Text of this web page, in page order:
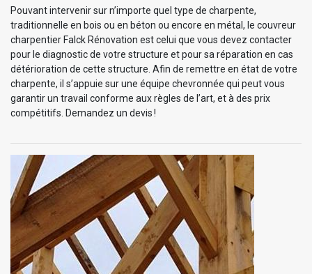
Pouvant intervenir sur n’importe quel type de charpente,
traditionnelle en bois ou en béton ou encore en métal, le couvreur
charpentier Falck Rénovation est celui que vous devez contacter
pour le diagnostic de votre structure et pour sa réparation en cas
détérioration de cette structure. Afin de remettre en état de votre
charpente, il s’appuie sur une équipe chevronnée qui peut vous
garantir un travail conforme aux règles de l’art, et à des prix
compétitifs. Demandez un devis !